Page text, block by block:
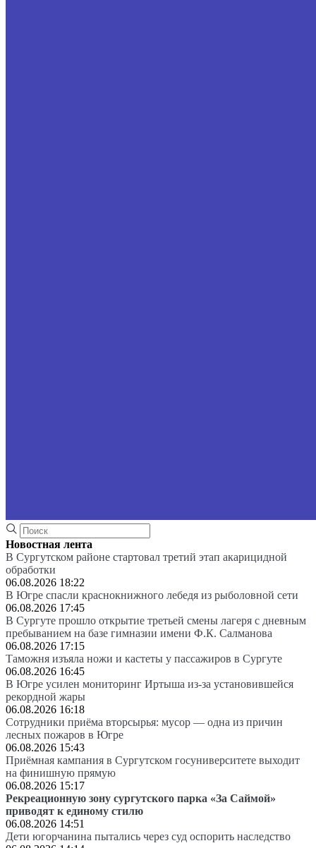
Новостная лента
В Сургутском районе стартовал третий этап акарицидной
обработки
06.08.2026 18:22
В Югре спасли краснокнижного лебедя из рыболовной сети
06.08.2026 17:45
В Сургуте прошло открытие третьей смены лагеря с дневным
пребыванием на базе гимназии имени Ф.К. Салманова
06.08.2026 17:15
Таможня изъяла ножи и кастеты у пассажиров в Сургуте
06.08.2026 16:45
В Югре усилен мониторинг Иртыша из-за установившейся
рекордной жары
06.08.2026 16:18
Сотрудники приёма вторсырья: мусор — одна из причин
лесных пожаров в Югре
06.08.2026 15:43
Приёмная кампания в Сургутском госуниверситете выходит
на финишную прямую
06.08.2026 15:17
Рекреационную зону сургутского парка «За Саймой»
приводят к единому стилю
06.08.2026 14:51
Дети югорчанина пытались через суд оспорить наследство